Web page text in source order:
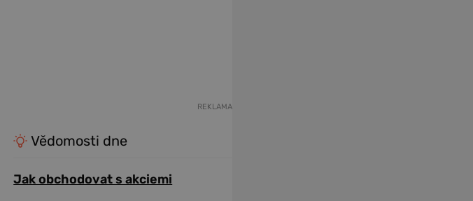
REKLAMA
Vědomosti dne
Jak obchodovat s akciemi